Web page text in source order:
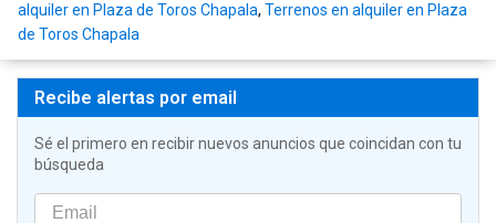
alquiler en Plaza de Toros Chapala, Terrenos en alquiler en Plaza
de Toros Chapala
Recibe alertas por email
Sé el primero en recibir nuevos anuncios que coincidan con tu
búsqueda